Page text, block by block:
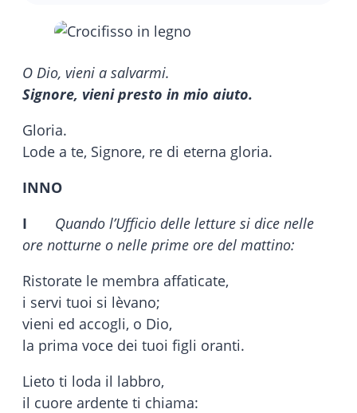
O Dio, vieni a salvarmi.
Signore, vieni presto in mio aiuto.
Gloria.
Lode a te, Signore, re di eterna gloria.
INNO
I
Quando l’Ufficio delle letture si dice nelle
ore notturne o nelle prime ore del mattino:
Ristorate le membra affaticate,
i servi tuoi si lèvano;
vieni ed accogli, o Dio,
la prima voce dei tuoi figli oranti.
Lieto ti loda il labbro,
il cuore ardente ti chiama: